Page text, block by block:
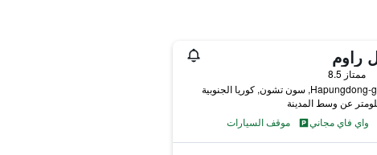
راوم
فئة 2
ممتاز 8.5
واي فاي مجاني
موقف السيارات